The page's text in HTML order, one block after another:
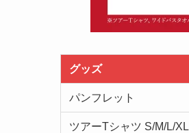
グッズ
パンフレット
ツアーTシャツ S/M/L/XL